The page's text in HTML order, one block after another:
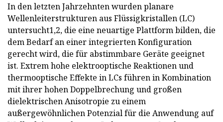
In den letzten Jahrzehnten wurden planare
Wellenleiterstrukturen aus Flüssigkristallen (LC)
untersucht1,2, die eine neuartige Plattform bilden, die
dem Bedarf an einer integrierten Konfiguration
gerecht wird, die für abstimmbare Geräte geeignet
ist. Extrem hohe elektrooptische Reaktionen und
thermooptische Effekte in LCs führen in Kombination
mit ihrer hohen Doppelbrechung und großen
dielektrischen Anisotropie zu einem
außergewöhnlichen Potenzial für die Anwendung auf